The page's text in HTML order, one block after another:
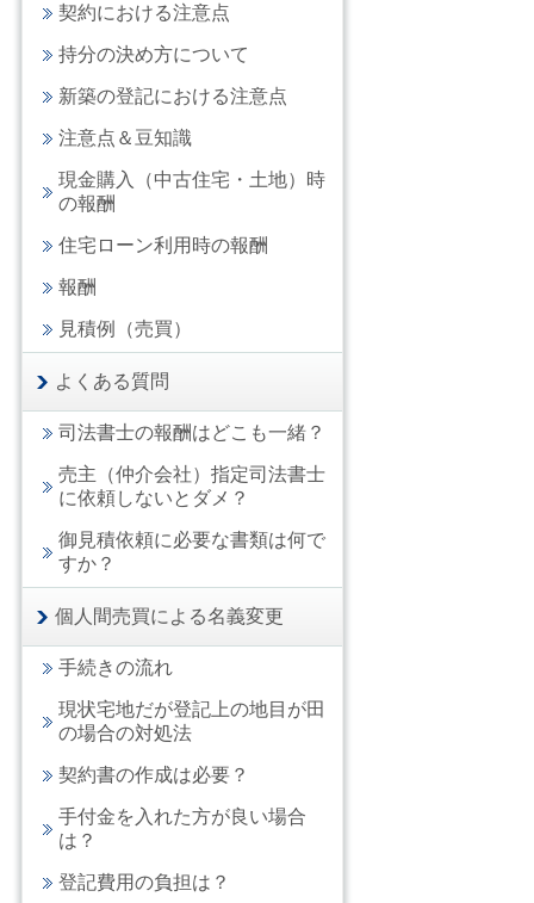
契約における注意点
持分の決め方について
新築の登記における注意点
注意点＆豆知識
現金購入（中古住宅・土地）時
の報酬
住宅ローン利用時の報酬
報酬
見積例（売買）
よくある質問
司法書士の報酬はどこも一緒？
売主（仲介会社）指定司法書士
に依頼しないとダメ？
御見積依頼に必要な書類は何で
すか？
個人間売買による名義変更
手続きの流れ
現状宅地だが登記上の地目が田
の場合の対処法
契約書の作成は必要？
手付金を入れた方が良い場合
は？
登記費用の負担は？